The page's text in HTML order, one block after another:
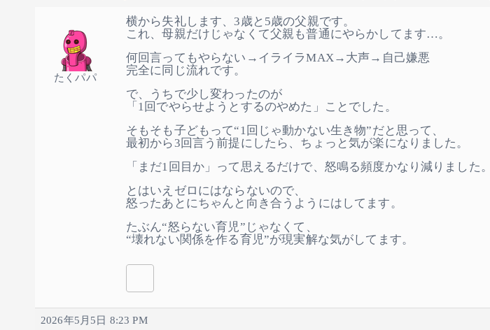
2026年5月5日 8:23 PM
たくパパ
横から失礼します、3歳と5歳の父親です。
これ、母親だけじゃなくて父親も普通にやらかしてます…。
何回言ってもやらない→イライラMAX→大声→自己嫌悪
完全に同じ流れです。
で、うちで少し変わったのが
「1回でやらせようとするのやめた」ことでした。
そもそも子どもって“1回じゃ動かない生き物”だと思って、
最初から3回言う前提にしたら、ちょっと気が楽になりました。
「まだ1回目か」って思えるだけで、怒鳴る頻度かなり減りました。
とはいえゼロにはならないので、
怒ったあとにちゃんと向き合うようにはしてます。
たぶん“怒らない育児”じゃなくて、
“壊れない関係を作る育児”が現実解な気がしてます。